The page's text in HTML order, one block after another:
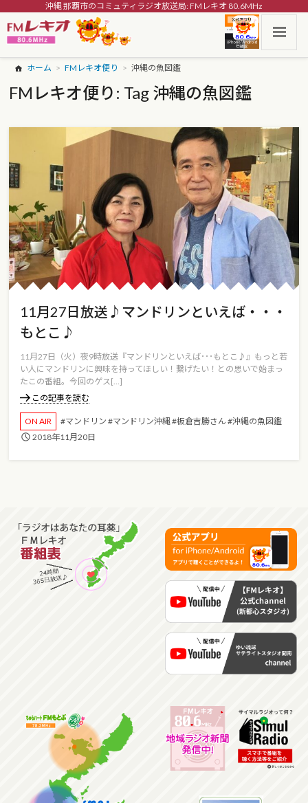
沖縄 那覇市のコミュティラジオ放送局: FMレキオ 80.6MHz
ホーム FMレキオ便り 沖縄の魚図鑑
FMレキオ便り: Tag 沖縄の魚図鑑
11月27日放送♪マンドリンといえば・・・
もとこ♪
11月27日（火）夜9時放送『マンドリンといえば･･･もとこ♪』もっと若
い人にマンドリンに興味を持ってほしい！繋げたい！との思いで始まっ
たこの番組。今回のゲス[…]
この記事を読む
ON AIR #マンドリン #マンドリン沖縄#板倉吉勝さん #沖縄の魚図鑑
2018年11月20日